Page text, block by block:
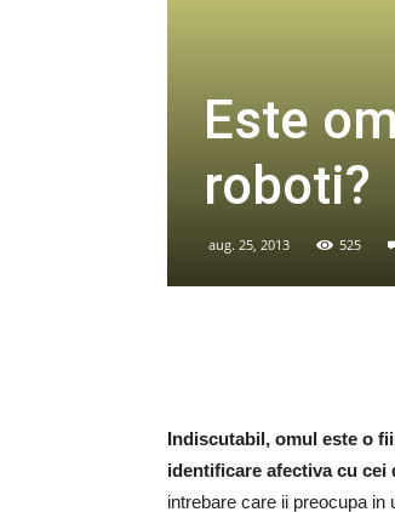
Este
roboti?
aug. 25, 2013 525
Indiscutabil, omul este o
identificare afectiva cu cei
intrebare care ii preocupa